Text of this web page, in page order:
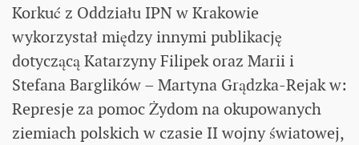
Korkuć z Oddziału IPN w Krakowie
wykorzystał między innymi publikację
dotyczącą Katarzyny Filipek oraz Marii i
Stefana Barglików – Martyna Grądzka-Rejak w:
Represje za pomoc Żydom na okupowanych
ziemiach polskich w czasie II wojny światowej,